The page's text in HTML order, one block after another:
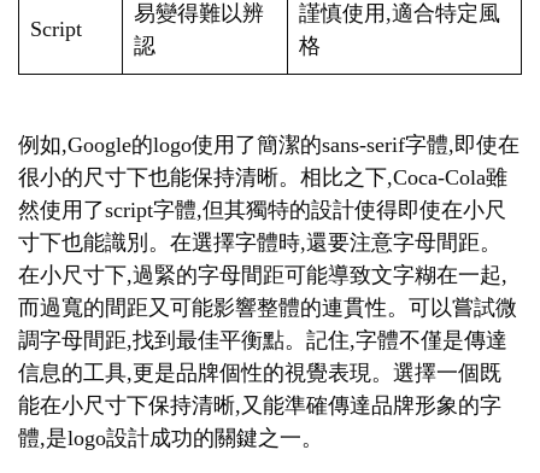
Script
易變得難以辨
認
謹慎使用,適合特定風
格
例如,Google的logo使用了簡潔的sans-serif字體,即使在
很小的尺寸下也能保持清晰。相比之下,Coca-Cola雖
然使用了script字體,但其獨特的設計使得即使在小尺
寸下也能識別。在選擇字體時,還要注意字母間距。
在小尺寸下,過緊的字母間距可能導致文字糊在一起,
而過寬的間距又可能影響整體的連貫性。可以嘗試微
調字母間距,找到最佳平衡點。記住,字體不僅是傳達
信息的工具,更是品牌個性的視覺表現。選擇一個既
能在小尺寸下保持清晰,又能準確傳達品牌形象的字
體,是logo設計成功的關鍵之一。